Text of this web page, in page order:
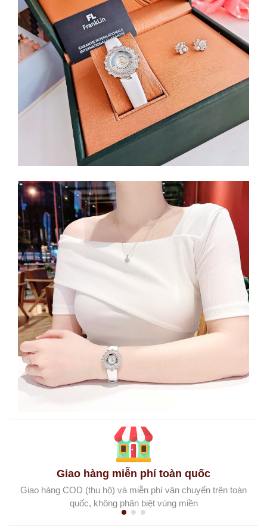
Giao hàng miễn phí toàn quốc
Giao hàng COD (thu hộ) và miễn phí vận chuyển trên toàn
quốc, không phân biệt vùng miền